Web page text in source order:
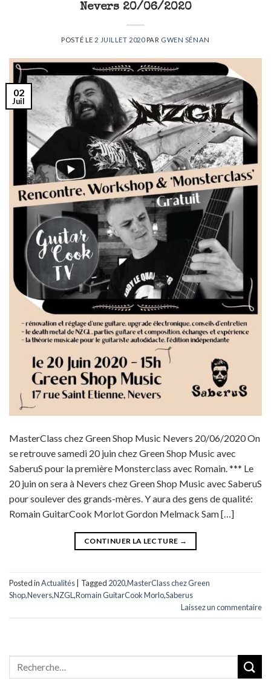
Nevers 20/06/2020
POSTÉ LE 2 JUILLET 2020PAR GWEN SÉNAN
02
Juil
MasterClass chez Green Shop Music Nevers 20/06/2020 On
se retrouve samedi 20 juin chez Green Shop Music avec
SaberuS pour la première Monsterclass avec Romain. *** Le
20 juin on sera à Nevers chez Green Shop Music avec SaberuS
pour soulever des grands-mères. Y aura des gens de qualité:
Romain GuitarCook Morlot Gordon Melmack Sam […]
CONTINUER LA LECTURE →
Posted inActualités Tagged 2020,MasterClass chez Green
Shop,Nevers,NZGL ,Romain GuitarCook Morlo,Saberus
Laissez un commentaire